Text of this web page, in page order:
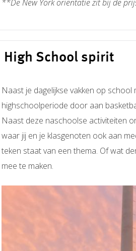
**De New York oriëntatie zit bij de
High School spirit
Naast je dagelijkse vakken op
highschoolperiode door aan
Naast deze naschoolse activiteiten
waar jij en je klasgenoten ook aan
teken staat van een thema. Of wat
mee te maken.